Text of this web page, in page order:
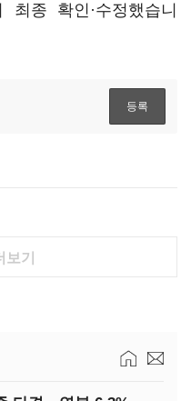
최종 확인·수정했습니
보기